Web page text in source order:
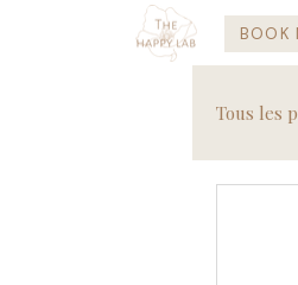
BOOK
Tous les